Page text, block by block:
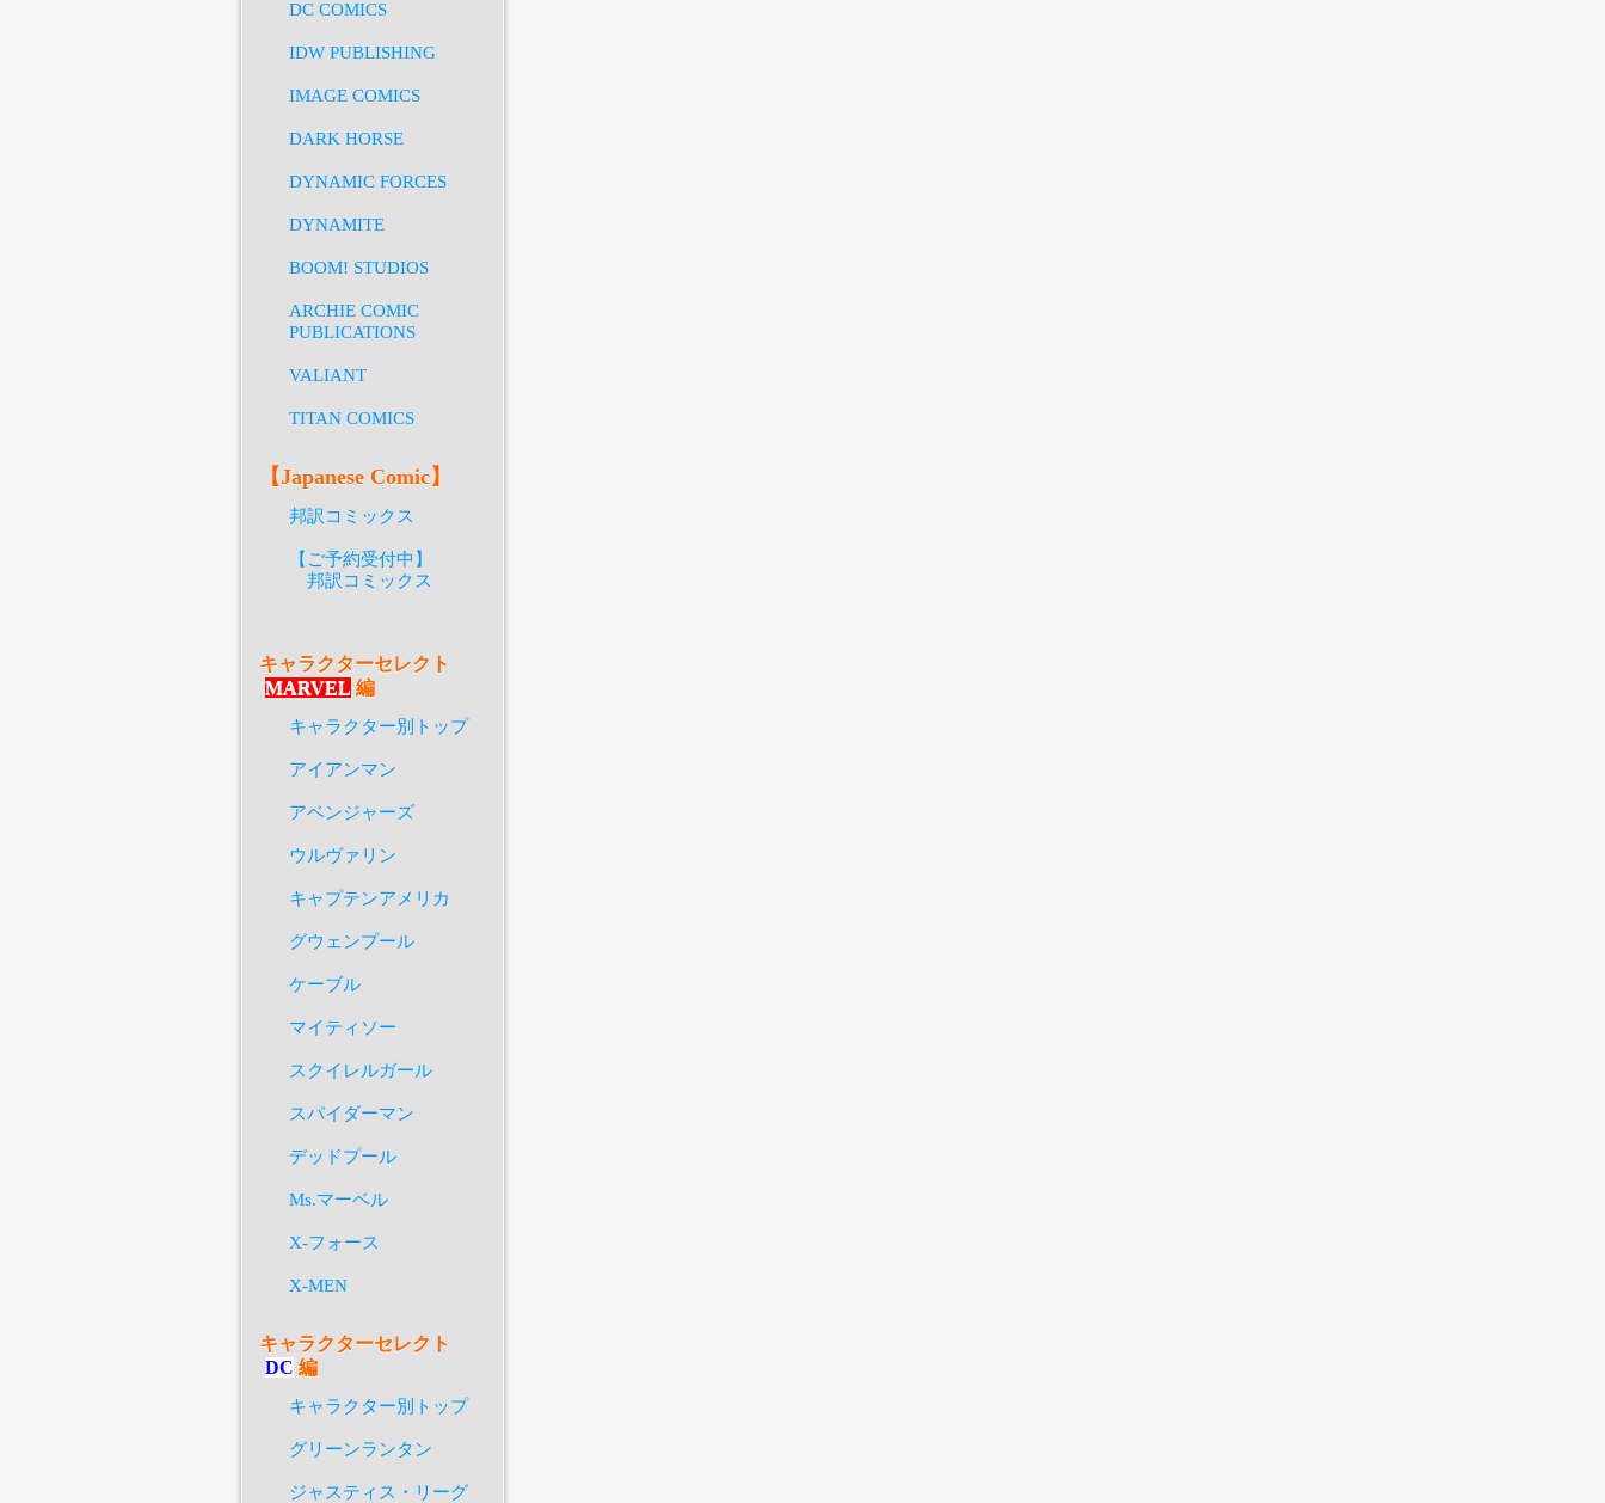
DC COMICS
IDW PUBLISHING
IMAGE COMICS
DARK HORSE
DYNAMIC FORCES
DYNAMITE
BOOM! STUDIOS
ARCHIE COMIC
PUBLICATIONS
VALIANT
TITAN COMICS
【Japanese Comic】
邦訳コミックス
【ご予約受付中】
邦訳コミックス
キャラクターセレクト
MARVEL 編
キャラクター別トップ
アイアンマン
アベンジャーズ
ウルヴァリン
キャプテンアメリカ
グウェンプール
ケーブル
マイティソー
スクイレルガール
スパイダーマン
デッドプール
Ms.マーベル
X-フォース
X-MEN
キャラクターセレクト
DC 編
キャラクター別トップ
グリーンランタン
ジャスティス・リーグ